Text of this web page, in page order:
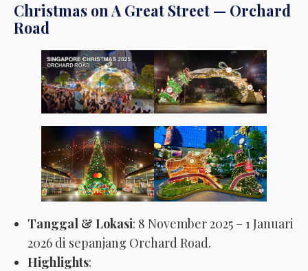
Christmas on A Great Street — Orchard
Road
Tanggal & Lokasi: 8 November 2025 – 1 Januari
2026 di sepanjang Orchard Road.
Highlights: